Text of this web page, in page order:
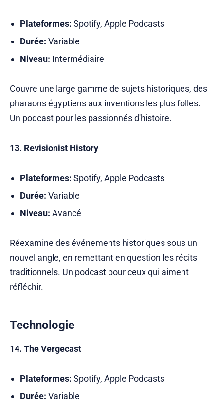
Plateformes: Spotify, Apple Podcasts
Durée: Variable
Niveau: Intermédiaire
Couvre une large gamme de sujets historiques, des
pharaons égyptiens aux inventions les plus folles.
Un podcast pour les passionnés d'histoire.
13. Revisionist History
Plateformes: Spotify, Apple Podcasts
Durée: Variable
Niveau: Avancé
Réexamine des événements historiques sous un
nouvel angle, en remettant en question les récits
traditionnels. Un podcast pour ceux qui aiment
réfléchir.
Technologie
14. The Vergecast
Plateformes: Spotify, Apple Podcasts
Durée: Variable